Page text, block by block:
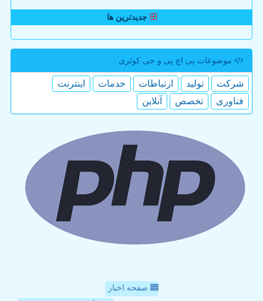
جدیدترین ها
موضوعات پی اچ پی و جی كوئری
شركت تولید ارتباطات خدمات
اینترنت
فناوری
تخصص آنلاین
صفحه اخبار